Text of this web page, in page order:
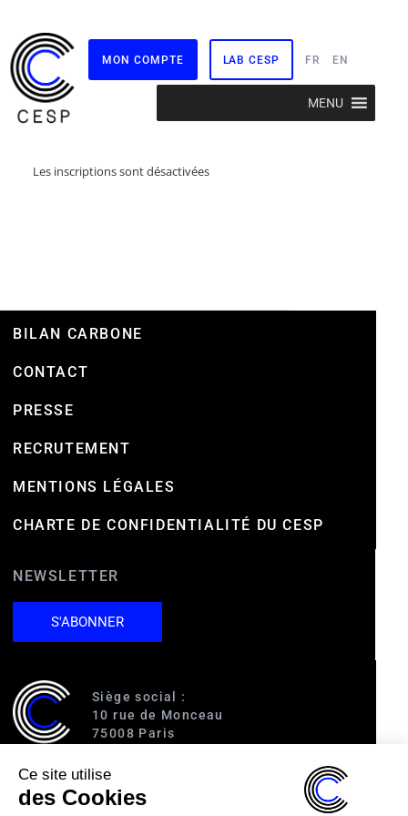
MON COMPTE LAB CESP FR EN
MENU
Les inscriptions sont désactivées
BILAN CARBONE
CONTACT
PRESSE
RECRUTEMENT
MENTIONS LÉGALES
CHARTE DE CONFIDENTIALITÉ DU CESP
NEWSLETTER
S'ABONNER
Siège social :
10 rue de Monceau
75008 Paris
Accès :
RER A (Charles de Gaulle-Étoile)
Ce site utilise
des Cookies